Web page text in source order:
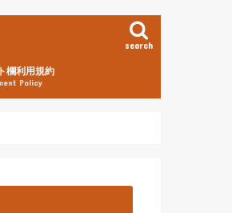
search
欄利用規約
Policy